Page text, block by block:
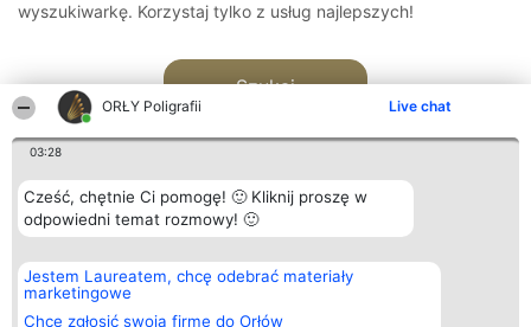
ORŁY Poligrafii Live chat
03:28
Cześć, chętnie Ci pomogę! 🙂 Kliknij proszę w
odpowiedni temat rozmowy! 🙂
Jestem Laureatem, chcę odebrać materiały
marketingowe
Chcę zgłosić swoją firmę do Orłów
wyszukiwarkę. Korzystaj tylko z usług najlepszych!
Szukaj
Organizator plebiscytu
Bright Side Solutions sp. z o.
o. sp. k.
ul. Ruska 22
Plebiscyt
Laureaci
wszystkich
Kontakt
Kontakt